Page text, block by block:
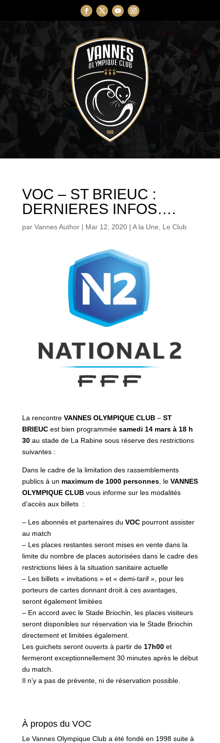
VOC – ST BRIEUC :
DERNIERES INFOS….
par Vannes Author| Mar 12, 2020| A la Une, Le Club
La rencontreVANNES OLYMPIQUE CLUB– ST
BRIEUCest bien programmée samedi 14 mars à 18 h
30au stade de La Rabine sous réserve des restrictions
suivantes :
Dans le cadre de la limitation des rassemblements
publics à un maximum de 1000 personnes, le VANNES
OLYMPIQUE CLUBvous informe sur les modalités
d’accès aux billets :
– Les abonnés et partenaires du VOCpourront assister
au match
– Les places restantes seront mises en vente dans la
limite du nombre de places autorisées dans le cadre des
restrictions liées à la situation sanitaire actuelle
– Les billets « invitations » et « demi-tarif », pour les
porteurs de cartes donnant droit à ces avantages,
seront également limitées
– En accord avec le Stade Briochin, les places visiteurs
seront disponibles sur réservation via le Stade Briochin
directement et limitées également.
Les guichets seront ouverts à partir de17h00et
fermeront exceptionnellement 30 minutes après le début
du match.
Il n’y a pas de prévente, ni de réservation possible.
À propos du VOC
Le Vannes Olympique Club a été fondé en 1998 suite à